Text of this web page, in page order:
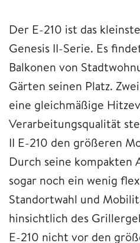
Der E-210 ist das
Genesis II-Serie. Es
Balkonen von
Gärten seinen Platz.
eine gleichmäßige
Verarbeitungsqualität
II E-210 den größeren
Durch seine kompakten
sogar noch ein wenig
Standortwahl und
hinsichtlich des
E-210 nicht vor den